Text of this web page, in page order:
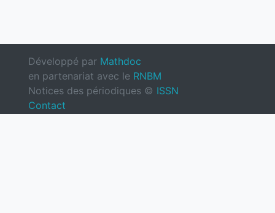
Développé par Mathdoc
en partenariat avec le RNBM
Notices des périodiques © ISSN
Contact